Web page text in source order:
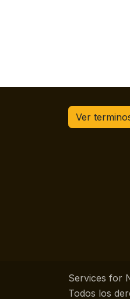
Ver
Services for
Todos los